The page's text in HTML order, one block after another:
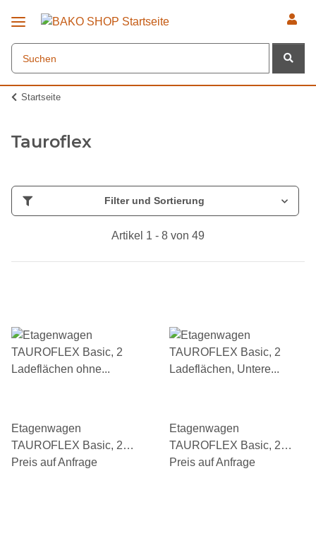
Startseite
Tauroflex
Filter und Sortierung
Artikel 1 - 8 von 49
Etagenwagen
TAUROFLEX Basic, 2
Ladeflächen ohne
Preis auf Anfrage
Etagenwagen
TAUROFLEX Basic, 2
Ladeflächen, Untere mit
Preis auf Anfrage